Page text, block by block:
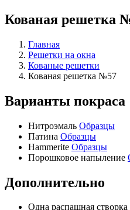
Кованая решетка
Главная
Решетки на окна
Кованые решетки
Кованая решетка №57
Варианты покраса
Нитроэмаль Образцы
Патина Образцы
Hammerite Образцы
Порошковое напыление
Дополнительно
Одна распашная створка